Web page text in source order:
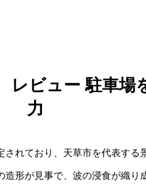
レビュー 駐車場
力
れており、天草市を代表する
形が見事で、波の浸食が織り